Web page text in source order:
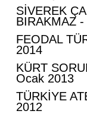
SİVEREK
BIRAKMAZ
FEODAL
2014
KÜRT
Ocak 2013
TÜRKİYE
2012